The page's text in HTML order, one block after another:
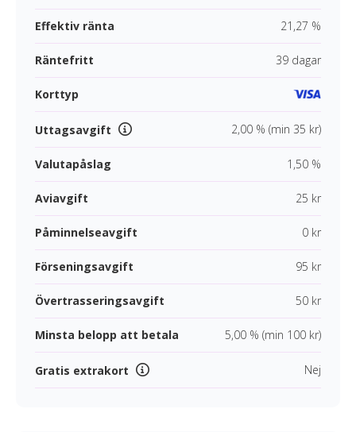
Effektiv ränta 21,27 %
Räntefritt 39 dagar
Korttyp
Uttagsavgift 2,00 % (min 35 kr)
Valutapåslag 1,50 %
Aviavgift 25 kr
Påminnelseavgift 0 kr
Förseningsavgift 95 kr
Övertrasseringsavgift 50 kr
Minsta belopp att betala 5,00 % (min 100 kr)
Gratis extrakort Nej